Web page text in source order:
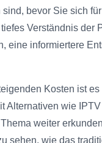
sind, bevor Sie sich
Verständnis der
eine informiertere
Kosten ist es
Alternativen wie
weiter
sehen, wie das